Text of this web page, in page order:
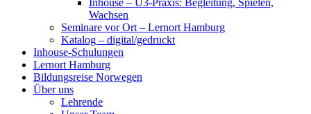
Inhouse – U3-Praxis: Begleitung, Spielen,
Wachsen
Seminare vor Ort – Lernort Hamburg
Katalog – digital/gedruckt
Inhouse-Schulungen
Lernort Hamburg
Bildungsreise Norwegen
Über uns
Lehrende